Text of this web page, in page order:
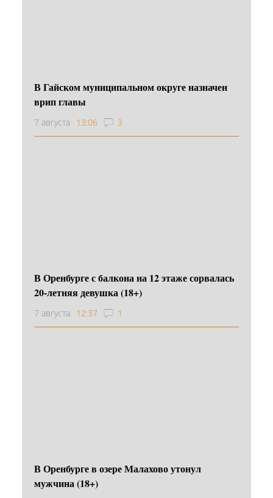
В Гайском муниципальном округе назначен
врип главы
7 августа 13:06 3
В Оренбурге с балкона на 12 этаже сорвалась
20-летняя девушка (18+)
7 августа 12:37 1
В Оренбурге в озере Малахово утонул
мужчина (18+)